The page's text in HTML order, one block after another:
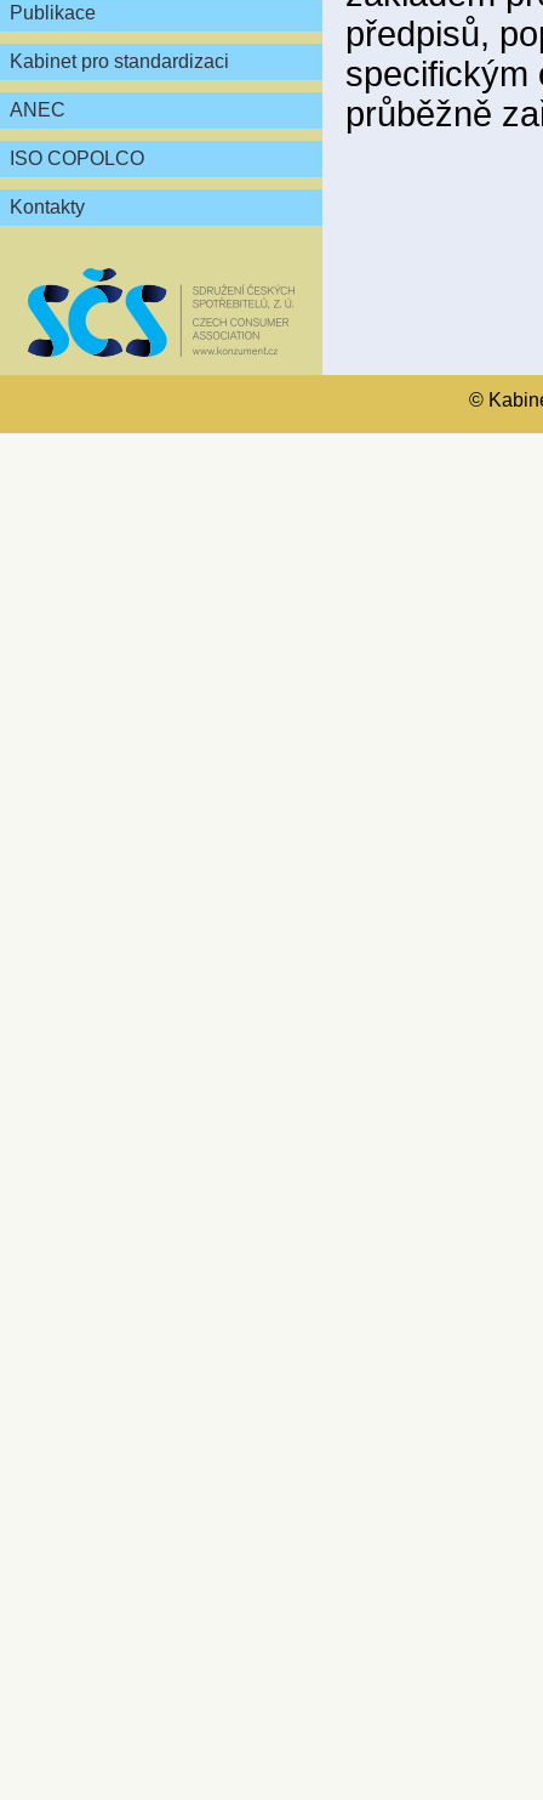
Publikace
Kabinet pro standardizaci
ANEC
ISO COPOLCO
Kontakty
předpisů,
specifickým
průběžně
©